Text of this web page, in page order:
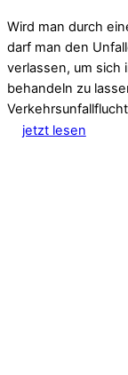
Wird man durch
darf man den
verlassen, um sich
behandeln zu
jetzt lesen